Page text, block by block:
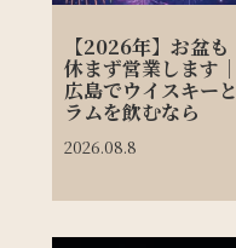
【2026年】お盆も
休まず営業します｜
広島でウイスキーと
ラムを飲むなら
2026.08.8